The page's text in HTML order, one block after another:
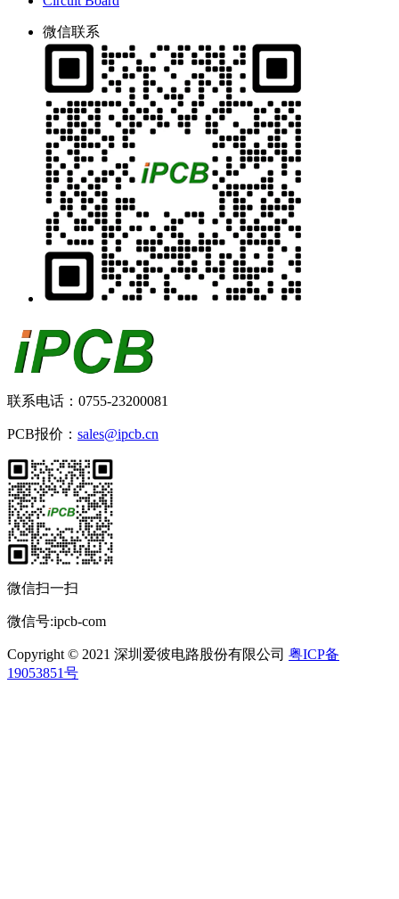
微信联系
联系电话：0755-23200081
PCB报价： sales@ipcb.cn
微信扫一扫
微信号:ipcb-com
Copyright © 2021 深圳爱彼电路股份有限公司 粤ICP备
19053851号